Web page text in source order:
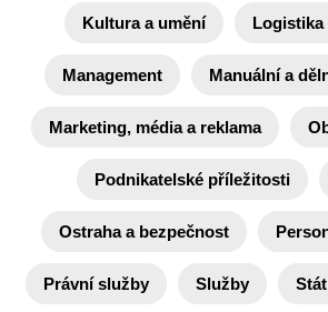
Kultura a umění Logistika
Management Manuální a
Marketing, média a reklama
Podnikatelské příležitosti
Ostraha a bezpečnost
Právní služby Služby